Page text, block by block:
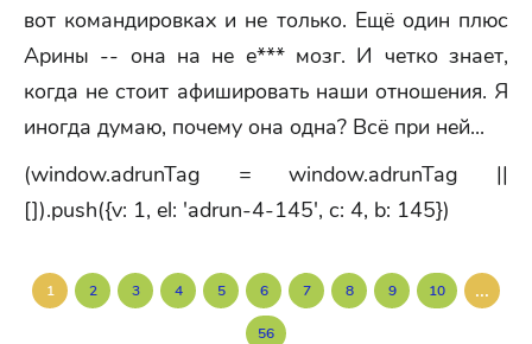
вот командировках и не только. Ещё один плюс
Арины -- она на не е*** мозг. И четко знает,
когда не стоит афишировать наши отношения. Я
иногда думаю, почему она одна? Всё при ней...
(window.adrunTag = window.adrunTag ||
[]).push({v: 1, el: 'adrun-4-145', c: 4, b: 145})
1 2 3 4 5 6 7 8 9 10 ...
56